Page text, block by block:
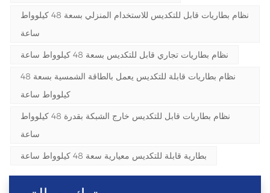
نظام بطاريات قابل للتكديس للاستخدام المنزلي بسعة 48 كيلوواط
ساعة
نظام بطاريات تجاري قابل للتكديس بسعة 48 كيلوواط ساعة
نظام بطاريات قابلة للتكديس يعمل بالطاقة الشمسية بسعة 48
كيلوواط ساعة
نظام بطاريات قابل للتكديس خارج الشبكة بقدرة 48 كيلوواط
ساعة
بطارية قابلة للتكديس معيارية سعة 48 كيلوواط ساعة